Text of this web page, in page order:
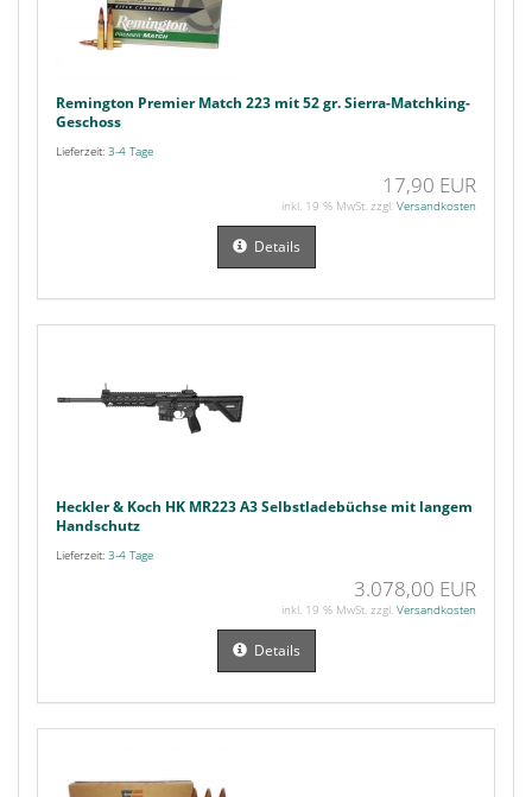
Remington Premier Match 223 mit 52 gr. Sierra-Matchking-
Geschoss
Lieferzeit: 3-4 Tage
17,90 EUR
inkl. 19 % MwSt. zzgl. Versandkosten
Details
Heckler & Koch HK MR223 A3 Selbstladebüchse mit langem
Handschutz
Lieferzeit: 3-4 Tage
3.078,00 EUR
inkl. 19 % MwSt. zzgl. Versandkosten
Details